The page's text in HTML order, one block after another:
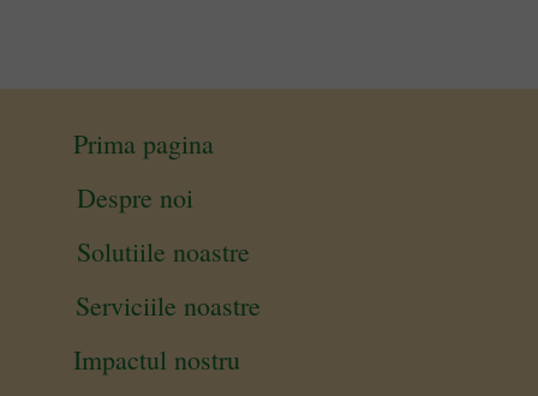
Impactul nostru
Serviciile noastre
Despre noi
Solutiile noastre
Prima pagina